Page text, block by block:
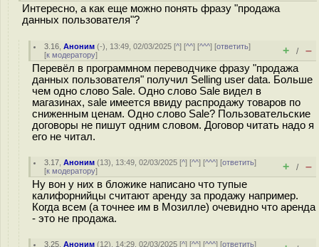
Интересно, а как еще можно понять фразу "продажа
данных пользователя"?
3.16 ,Аноним (-), 13:49, 02/03/2025 [^] [^^] [^^^] [ответить]
[к модератору] + / –
Перевёл в программном переводчике фразу "продажа
данных пользователя" получил Selling user data. Больше
чем одно слово Sale. Одно слово Sale видел в
магазинах, sale имеется ввиду распродажу товаров по
сниженным ценам. Одно слово Sale? Пользовательские
договоры не пишут одним словом. Договор читать надо я
его не читал.
3.17 ,Аноним (13), 13:49, 02/03/2025 [^] [^^] [^^^] [ответить]
[к модератору] + / –
Ну вон у них в бложике написано что тупые
калифорнийцы считают аренду за продажу например.
Когда всем (а точнее им в Мозилле) очевидно что аренда
- это не продажа.
3.25 ,Аноним (12), 14:29, 02/03/2025 [^] [^^] [^^^] [ответить]